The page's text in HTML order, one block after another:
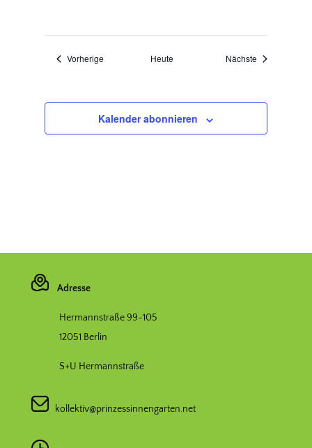
Vorherige Veranstaltungen
Heute Nächste
Kalender abonnieren
Adresse
Hermannstraße 99-105
12051 Berlin
S+U Hermannstraße
kollektiv@prinzessinnengarten.net